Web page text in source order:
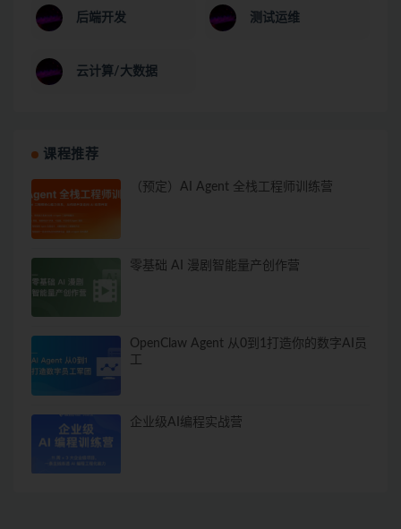
后端开发 测试运维
云计算/大数据
课程推荐
（预定）AI Agent 全栈工程师训练营
零基础 AI 漫剧智能量产创作营
OpenClaw Agent 从0到1打造你的数字AI员
企业级AI编程实战营